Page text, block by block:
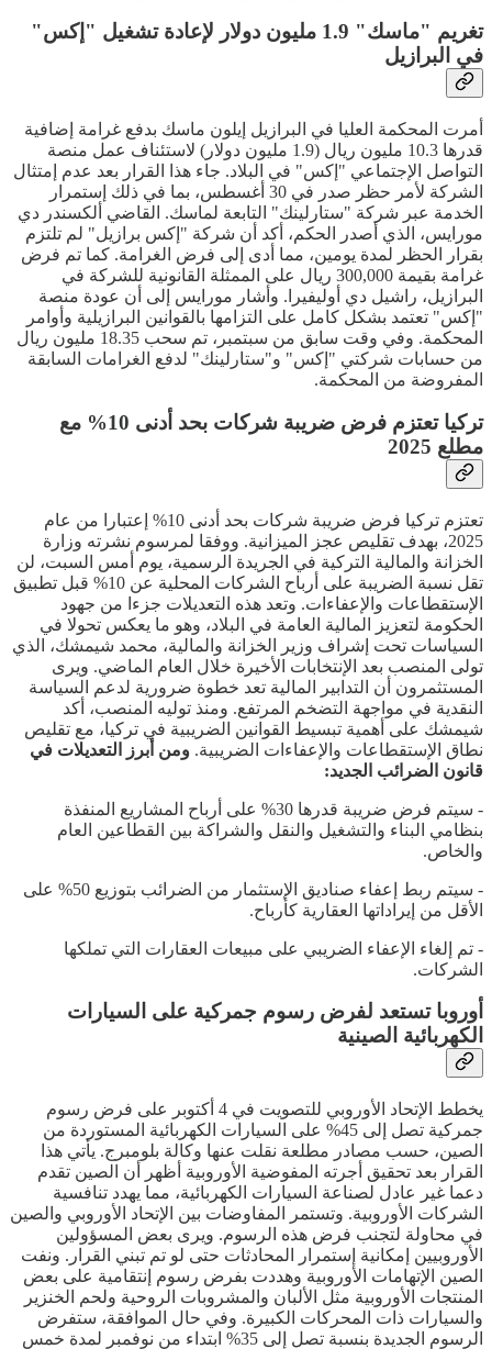
تغريم "ماسك" 1.9 مليون دولار لإعادة تشغيل "إكس"
في البرازيل
أمرت المحكمة العليا في البرازيل إيلون ماسك بدفع غرامة إضافية
قدرها 10.3 مليون ريال (1.9 مليون دولار) لاستئناف عمل منصة
التواصل الإجتماعي "إكس" في البلاد. جاء هذا القرار بعد عدم إمتثال
الشركة لأمر حظر صدر في 30 أغسطس، بما في ذلك إستمرار
الخدمة عبر شركة "ستارلينك" التابعة لماسك. القاضي ألكسندر دي
مورايس، الذي أصدر الحكم، أكد أن شركة "إكس برازيل" لم تلتزم
بقرار الحظر لمدة يومين، مما أدى إلى فرض الغرامة. كما تم فرض
غرامة بقيمة 300,000 ريال على الممثلة القانونية للشركة في
البرازيل، راشيل دي أوليفيرا. وأشار مورايس إلى أن عودة منصة
"إكس" تعتمد بشكل كامل على التزامها بالقوانين البرازيلية وأوامر
المحكمة. وفي وقت سابق من سبتمبر، تم سحب 18.35 مليون ريال
من حسابات شركتي "إكس" و"ستارلينك" لدفع الغرامات السابقة
المفروضة من المحكمة.
تركيا تعتزم فرض ضريبة شركات بحد أدنى 10% مع
مطلع 2025
تعتزم تركيا فرض ضريبة شركات بحد أدنى 10% إعتبارا من عام
2025، بهدف تقليص عجز الميزانية. ووفقا لمرسوم نشرته وزارة
الخزانة والمالية التركية في الجريدة الرسمية، يوم أمس السبت، لن
تقل نسبة الضريبة على أرباح الشركات المحلية عن 10% قبل تطبيق
الإستقطاعات والإعفاءات. وتعد هذه التعديلات جزءا من جهود
الحكومة لتعزيز المالية العامة في البلاد، وهو ما يعكس تحولا في
السياسات تحت إشراف وزير الخزانة والمالية، محمد شيمشك، الذي
تولى المنصب بعد الإنتخابات الأخيرة خلال العام الماضي. ويرى
المستثمرون أن التدابير المالية تعد خطوة ضرورية لدعم السياسة
النقدية في مواجهة التضخم المرتفع. ومنذ توليه المنصب، أكد
شيمشك على أهمية تبسيط القوانين الضريبية في تركيا، مع تقليص
نطاق الإستقطاعات والإعفاءات الضريبية. ومن أبرز التعديلات في
قانون الضرائب الجديد:
- سيتم فرض ضريبة قدرها 30% على أرباح المشاريع المنفذة
بنظامي البناء والتشغيل والنقل والشراكة بين القطاعين العام
والخاص.
- سيتم ربط إعفاء صناديق الإستثمار من الضرائب بتوزيع 50% على
الأقل من إيراداتها العقارية كأرباح.
- تم إلغاء الإعفاء الضريبي على مبيعات العقارات التي تملكها
الشركات.
أوروبا تستعد لفرض رسوم جمركية على السيارات
الكهربائية الصينية
يخطط الإتحاد الأوروبي للتصويت في 4 أكتوبر على فرض رسوم
جمركية تصل إلى 45% على السيارات الكهربائية المستوردة من
الصين، حسب مصادر مطلعة نقلت عنها وكالة بلومبرج. يأتي هذا
القرار بعد تحقيق أجرته المفوضية الأوروبية أظهر أن الصين تقدم
دعما غير عادل لصناعة السيارات الكهربائية، مما يهدد تنافسية
الشركات الأوروبية. وتستمر المفاوضات بين الإتحاد الأوروبي والصين
في محاولة لتجنب فرض هذه الرسوم. ويرى بعض المسؤولين
الأوروبيين إمكانية إستمرار المحادثات حتى لو تم تبني القرار. ونفت
الصين الإتهامات الأوروبية وهددت بفرض رسوم إنتقامية على بعض
المنتجات الأوروبية مثل الألبان والمشروبات الروحية ولحم الخنزير
والسيارات ذات المحركات الكبيرة. وفي حال الموافقة، ستفرض
الرسوم الجديدة بنسبة تصل إلى 35% ابتداء من نوفمبر لمدة خمس